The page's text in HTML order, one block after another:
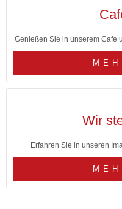
Genießen Sie in unserem Cafe
Wir
Erfahren Sie in unseren